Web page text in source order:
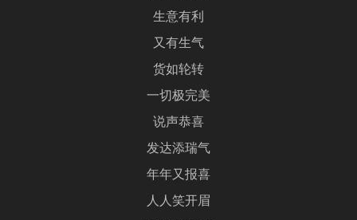
生意有利
又有生气
货如轮转
一切极完美
说声恭喜
发达添瑞气
年年又报喜
人人笑开眉